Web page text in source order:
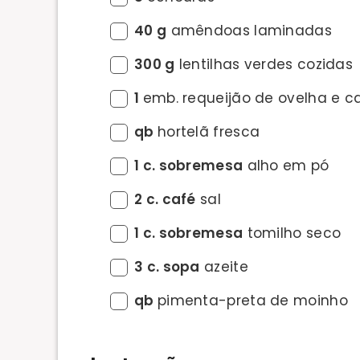
40 g amêndoas laminadas
300 g lentilhas verdes cozidas
1 emb. requeijão de ovelha e
qb hortelã fresca
1 c. sobremesa alho em pó
2 c. café sal
1 c. sobremesa tomilho seco
3 c. sopa azeite
qb pimenta-preta de moinho